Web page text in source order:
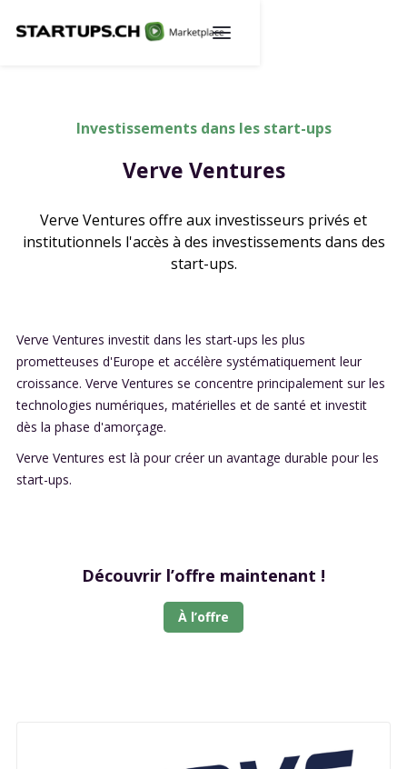
Investissements dans les start-ups
Verve Ventures
Verve Ventures offre aux investisseurs privés et
institutionnels l'accès à des investissements dans des
start-ups.
Verve Ventures investit dans les start-ups les plus
prometteuses d'Europe et accélère systématiquement leur
croissance. Verve Ventures se concentre principalement sur les
technologies numériques, matérielles et de santé et investit
dès la phase d'amorçage.
Verve Ventures est là pour créer un avantage durable pour les
start-ups.
Découvrir l’offre maintenant !
À l’offre